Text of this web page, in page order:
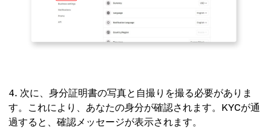
次に、身分証明書の写真と自撮りを撮る必要がありま
す。これにより、あなたの身分が確認されます。KYCが通
過すると、確認メッセージが表示されます。